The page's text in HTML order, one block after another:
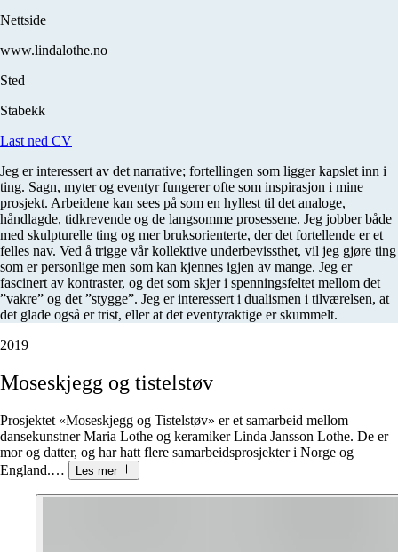
Nettside
www.lindalothe.no
Sted
Stabekk
Last ned CV
Jeg er interessert av det narrative; fortellingen som ligger kapslet inn i
ting. Sagn, myter og eventyr fungerer ofte som inspirasjon i mine
prosjekt. Arbeidene kan sees på som en hyllest til det analoge,
håndlagde, tidkrevende og de langsomme prosessene. Jeg jobber både
med skulpturelle ting og mer bruksorienterte, der det fortellende er et
felles nav. Ved å trigge vår kollektive underbevissthet, vil jeg gjøre ting
som er personlige men som kan kjennes igjen av mange. Jeg er
fascinert av kontraster, og det som skjer i spenningsfeltet mellom det
”vakre” og det ”stygge”. Jeg er interessert i dualismen i tilværelsen, at
det glade også er trist, eller at det eventyraktige er skummelt.
2019
Moseskjegg og tistelstøv
Prosjektet «Moseskjegg og Tistelstøv» er et samarbeid mellom
dansekunstner Maria Lothe og keramiker Linda Jansson Lothe. De er
mor og datter, og har hatt flere samarbeidsprosjekter i Norge og
England.… Les mer